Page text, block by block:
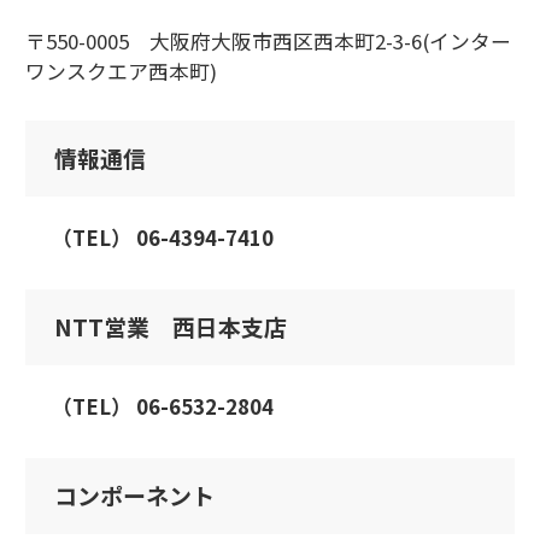
〒550-0005 大阪府大阪市西区西本町2-3-6(インター
ワンスクエア西本町)
情報通信
（TEL） 06-4394-7410
NTT営業 西日本支店
（TEL） 06-6532-2804
コンポーネント